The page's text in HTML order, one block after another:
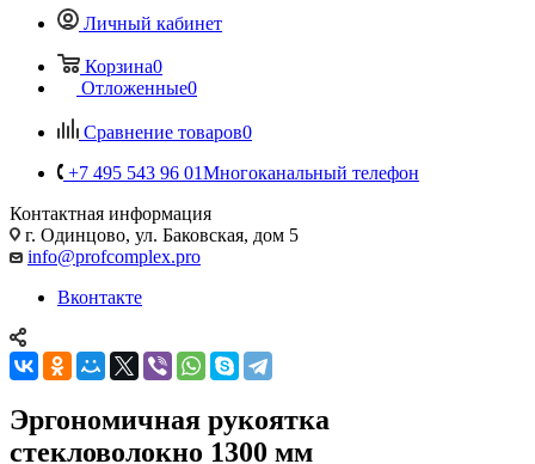
Личный кабинет
Корзина0
Отложенные0
Сравнение товаров0
+7 495 543 96 01Многоканальный телефон
Контактная информация
г. Одинцово, ул. Баковская, дом 5
info@profcomplex.pro
Вконтакте
Эргономичная рукоятка
стекловолокно 1300 мм